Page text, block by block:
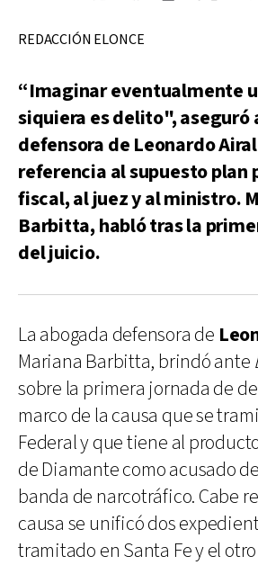
REDACCIÓN ELONCE
“Imaginar eventualmente
siquiera es delito", aseguró
defensora de Leonardo
referencia al supuesto plan
fiscal, al juez y al ministro.
Barbitta, habló tras la
del juicio.
La abogada defensora de
Mariana Barbitta, brindó ante
sobre la primera jornada de
marco de la causa que se
Federal y que tiene al
de Diamante como acusado
banda de narcotráfico. Cabe
causa se unificó dos
tramitado en Santa Fe y el